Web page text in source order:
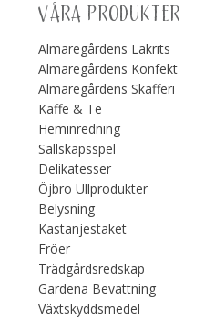
VÅRA PRODUKTER
Almaregårdens Lakrits
Almaregårdens Konfekt
Almaregårdens Skafferi
Kaffe & Te
Heminredning
Sällskapsspel
Delikatesser
Öjbro Ullprodukter
Belysning
Kastanjestaket
Fröer
Trädgårdsredskap
Gardena Bevattning
Växtskyddsmedel